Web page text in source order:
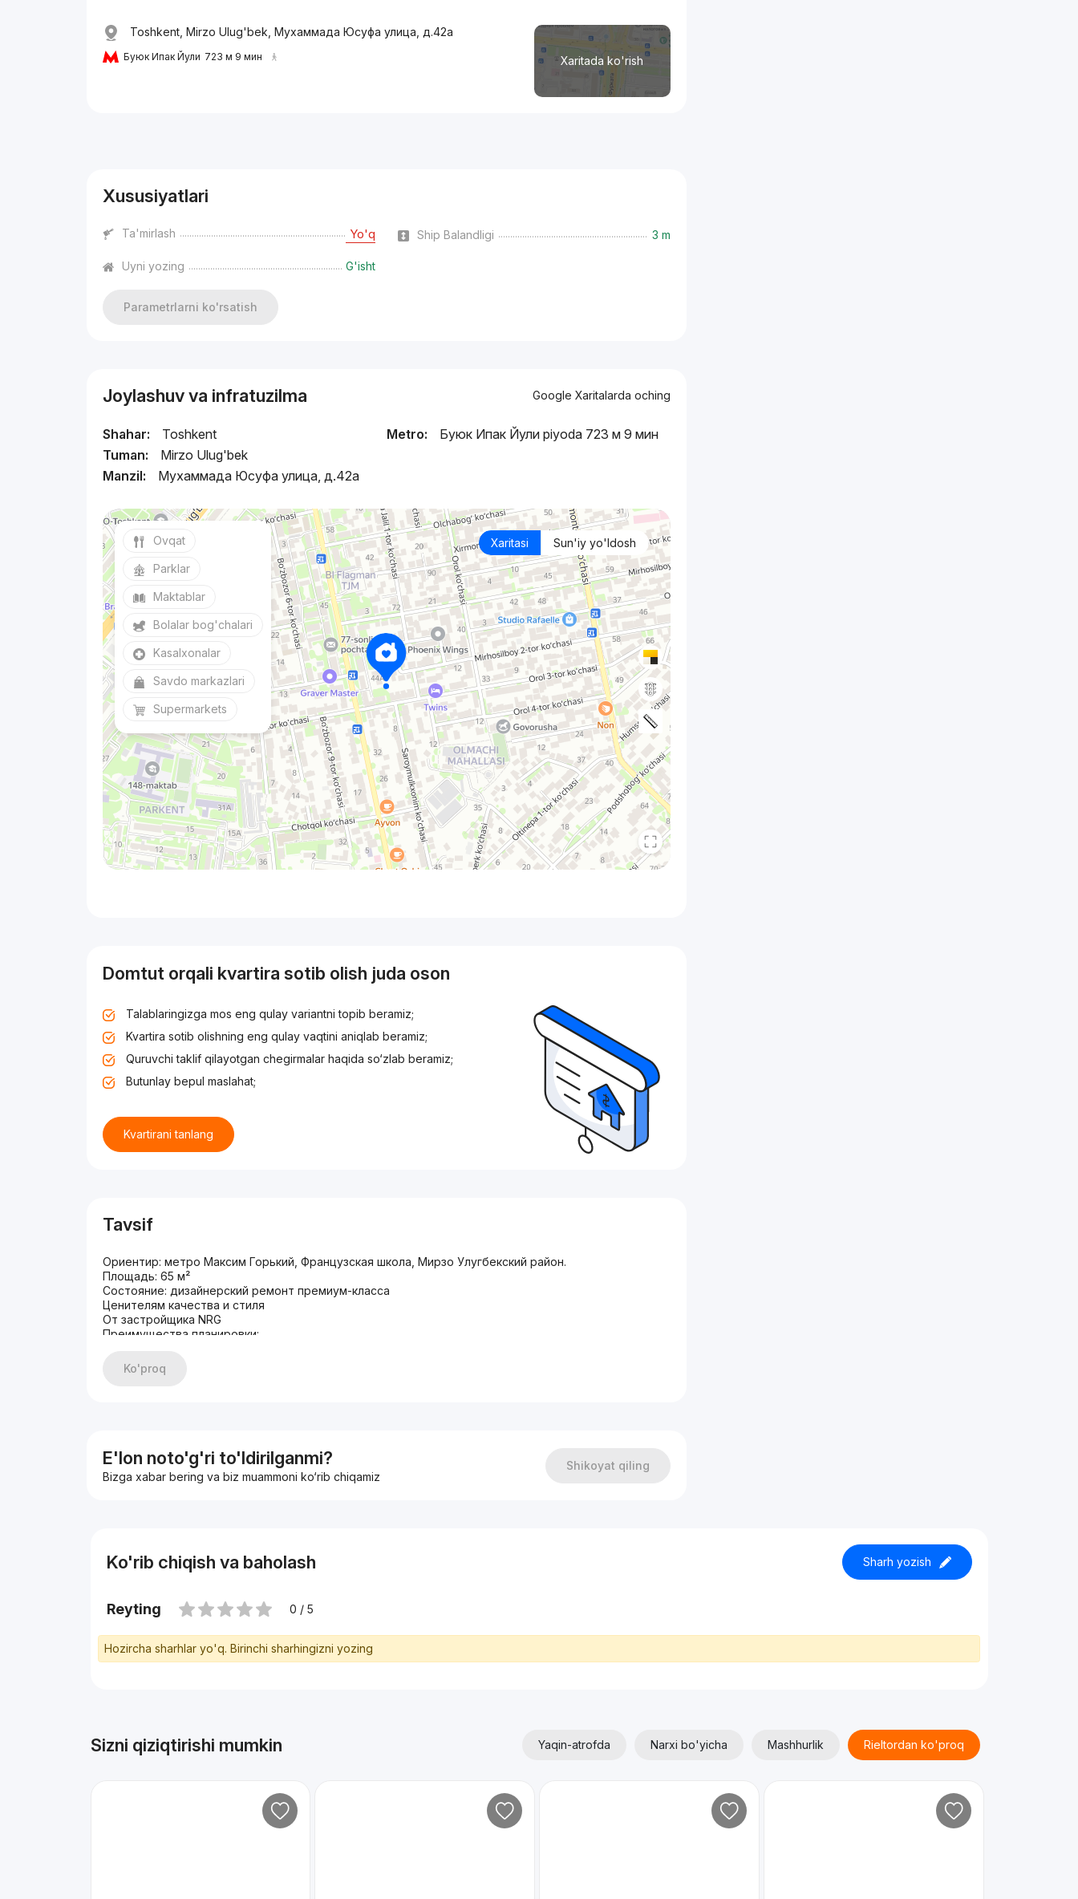
Xaritada ko'rish
Toshkent, Mirzo Ulug'bek, Мухаммада Юсуфа улица, д.42а
Буюк Ипак Йули 723 м 9 мин
Xususiyatlari
Ta'mirlash Yo'q Ship Balandligi 3 m
Uyni yozing G'isht
Parametrlarni ko'rsatish
Joylashuv va infratuzilma Google Xaritalarda oching
Shahar:
Toshkent
Tuman:
Mirzo Ulug'bek
Manzil:
Мухаммада Юсуфа улица, д.42а
Metro: Буюк Ипак Йули piyoda 723 м 9 мин
Xaritasi Sun'iy yo'ldosh
Ovqat
Parklar
Maktablar
Bolalar bog'chalari
Kasalxonalar
Savdo markazlari
Supermarkets
Domtut orqali kvartira sotib olish juda oson
Talablaringizga mos eng qulay variantni topib beramiz;
Kvartira sotib olishning eng qulay vaqtini aniqlab beramiz;
Quruvchi taklif qilayotgan chegirmalar haqida so‘zlab beramiz;
Butunlay bepul maslahat;
Kvartirani tanlang
Tavsif
Ориентир: метро Максим Горький, Французская школа, Мирзо Улугбекский район.
Площадь: 65 м²
Состояние: дизайнерский ремонт премиум-класса
Ценителям качества и стиля
От застройщика NRG
Преимущества планировки:
- высота потолков 3 м
- 2 панорамных окна
В квартире сделан дорогой, качественный ремонт с использованием европейских материалов:
- сантехника Grohe, Villeroy & Boch
- бытовая техника Bosch
В стоимость включена надземная парковка
Ko'proq
E'lon noto'g'ri to'ldirilganmi?
Bizga xabar bering va biz muammoni ko‘rib chiqamiz
Shikoyat qiling
Ko'rib chiqish va baholash Sharh yozish
Reyting 0 / 5
Hozircha sharhlar yo'q. Birinchi sharhingizni yozing
Sizni qiziqtirishi mumkin Yaqin-atrofda Narxi bo'yicha Mashhurlik Rieltordan ko'proq